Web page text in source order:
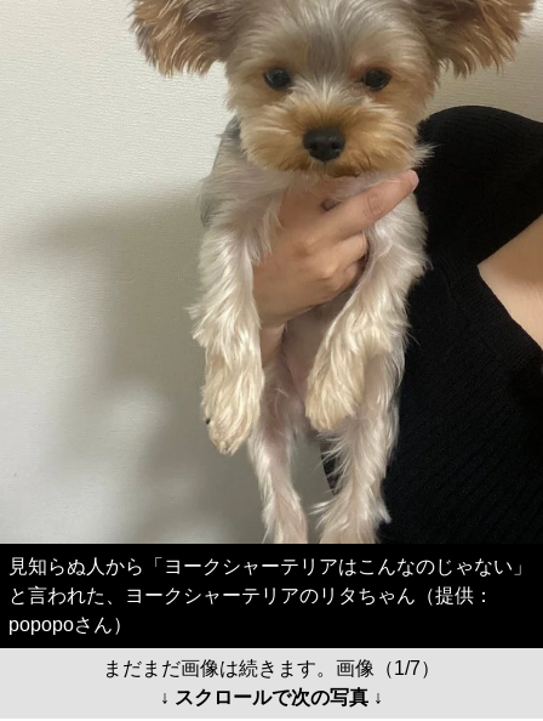
見知らぬ人から「ヨークシャーテリアはこんなのじゃない」
と言われた、ヨークシャーテリアのリタちゃん（提供：
popopoさん）
まだまだ画像は続きます。画像（1/7）
↓ スクロールで次の写真 ↓